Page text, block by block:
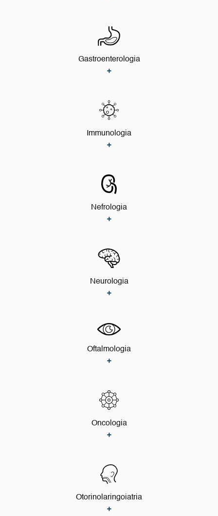
Gastroenterologia
Immunologia
Nefrologia
Neurologia
Oftalmologia
Oncologia
Otorinolaringoiatria